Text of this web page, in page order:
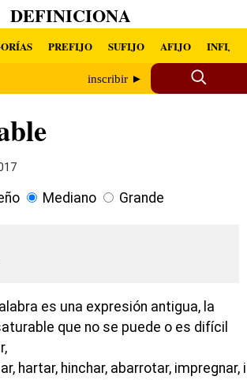
DEFINICIONA
PREFIJO SUFIJO AFIJO INFIJO
inscribir ►
Mediano Grande
es una expresión antigua, la
que no se puede o es difícil
hartar, hinchar, abarrotar, impregnar,